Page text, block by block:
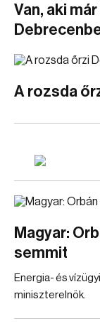
Van, aki
A rozsda
Magyar:
semmit
Energia- és
miniszterelnök.